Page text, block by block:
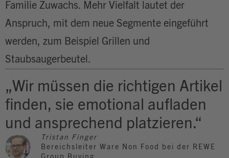
Familie Zuwachs. Mehr Vielfalt lautet der
Anspruch, mit dem neue Segmente eingeführt
werden, zum Beispiel Grillen und
Staubsaugerbeutel.
„Wir müssen die richtigen Artikel
finden, sie emotional aufladen
und ansprechend platzieren.“
Tristan Finger
Bereichsleiter Ware Non Food bei der REWE